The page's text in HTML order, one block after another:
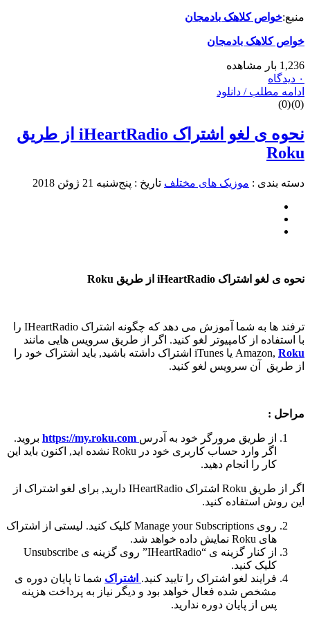
منبع:خواص کلاهک بادمجان
خواص کلاهک بادمجان
1,236 بار مشاهده
۰ دیدگاه
ادامه مطلب / دانلود
(
0
)
(
0
)
نحوه ی لغو اشتراک iHeartRadio از طریق
Roku
دسته بندی : موزیک های مختلف تاریخ : پنج‌شنبه 21 ژوئن 2018
نحوه ی لغو اشتراک iHeartRadio از طریق Roku
ترفند ها به شما آموزش می دهد که چگونه اشتراک IHeartRadio را
با استفاده از کامپیوتر لغو کنید. اگر از طریق سرویس هایی مانند
Amazon, Roku
یا iTunes اشتراک داشته باشید, باید اشتراک خود را
از طریق آن سرویس لغو کنید.
مراحل :
از طریق مرورگر خود به آدرس
بروید.
اگر وارد حساب کاربری خود در Roku نشده اید, اکنون باید این
کار را انجام دهید.
اگر از طریق Roku اشتراک IHeartRadio دارید, برای لغو اشتراک از
این روش استفاده کنید.
روی Manage your Subscriptions کلیک کنید. لیستی از اشتراک
های Roku نمایش داده خواهد شد.
از کنار گزینه ی “IHeartRadio” روی گزینه ی Unsubscribe
کلیک کنید.
فرایند لغو اشتراک را تایید کنید. اشتراک شما تا پایان دوره ی
مشخص شده فعال خواهد بود و دیگر نیاز به پرداخت هزینه
پس از پایان دوره ندارید.